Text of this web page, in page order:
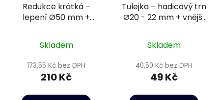
Redukce krátká –
lepení Ø50 mm +
Skladem
173,55 Kč bez DPH
210 Kč
Tulejka – hadicový trn
Ø20 - 22 mm + vnější
Skladem
40,50 Kč bez DPH
49 Kč